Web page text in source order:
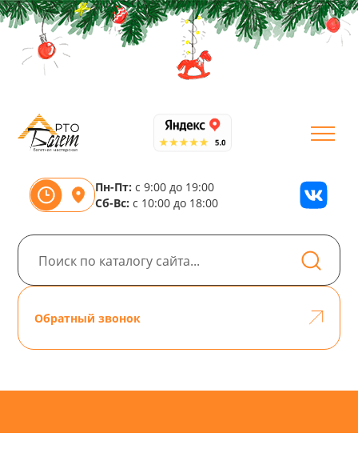
Пн-Пт: с 9:00 до 19:00
Сб-Вс: с 10:00 до 18:00
Обратный звонок